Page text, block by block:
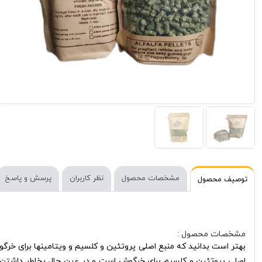
توصیف محصول مشخصات محصول نظر کاربران پرسش و پاسخ
مشخصات محصول :